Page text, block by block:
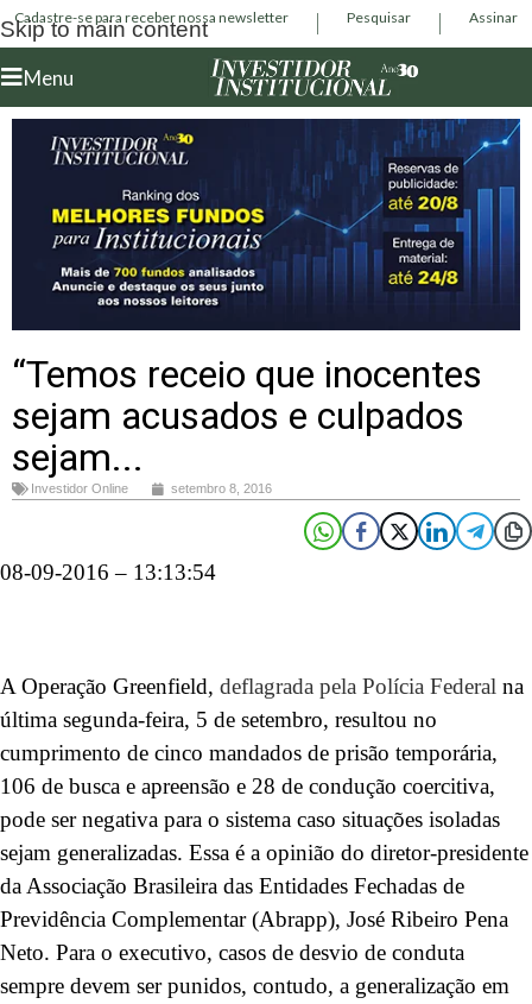
Skip to main content
Cadastre-se para receber nossa newsletter Pesquisar Assinar
Menu
“Temos receio que inocentes
sejam acusados e culpados
sejam...
Investidor Online setembro 8, 2016
08-09-2016 – 13:13:54
A Operação Greenfield, deflagrada pela Polícia Federal na
última segunda-feira, 5 de setembro, resultou no
cumprimento de cinco mandados de prisão temporária,
106 de busca e apreensão e 28 de condução coercitiva,
pode ser negativa para o sistema caso situações isoladas
sejam generalizadas. Essa é a opinião do diretor-presidente
da Associação Brasileira das Entidades Fechadas de
Previdência Complementar (Abrapp), José Ribeiro Pena
Neto. Para o executivo, casos de desvio de conduta
sempre devem ser punidos, contudo, a generalização em